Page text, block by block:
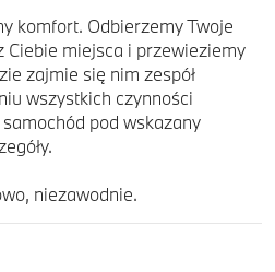
komfort. Odbierzemy Twoje
Ciebie miejsca i przewieziemy
zajmie się nim zespół
wszystkich czynności
pod wskazany
niezawodnie.